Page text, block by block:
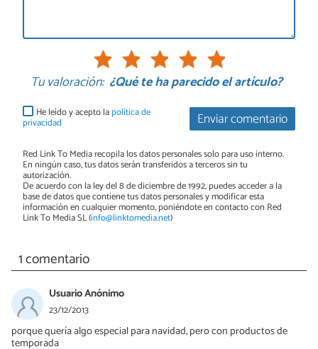
Tu valoración: ¿Qué te ha parecido el artículo?
Enviar comentario
He leído y acepto lapolítica de
privacidad
Red Link To Media recopila los datos personales solo para uso interno.
En ningún caso, tus datos serán transferidos a terceros sin tu
autorización.
De acuerdo con la ley del 8 de diciembre de 1992, puedes acceder a la
base de datos que contiene tus datos personales y modificar esta
información en cualquier momento, poniéndote en contacto con Red
Link To Media SL (info@linktomedia.net)
1 comentario
Usuario Anónimo
23/12/2013
porque quería algo especial para navidad, pero con productos de
temporada